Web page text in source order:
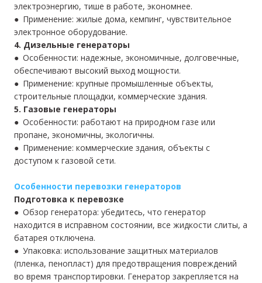
электроэнергию, тише в работе, экономнее.
● Применение: жилые дома, кемпинг, чувствительное
электронное оборудование.
4. Дизельные генераторы
● Особенности: надежные, экономичные, долговечные,
обеспечивают высокий выход мощности.
● Применение: крупные промышленные объекты,
строительные площадки, коммерческие здания.
5. Газовые генераторы
● Особенности: работают на природном газе или
пропане, экономичны, экологичны.
● Применение: коммерческие здания, объекты с
доступом к газовой сети.
Особенности перевозки генераторов
Подготовка к перевозке
● Обзор генератора: убедитесь, что генератор
находится в исправном состоянии, все жидкости слиты, а
батарея отключена.
● Упаковка: использование защитных материалов
(пленка, пенопласт) для предотвращения повреждений
во время транспортировки. Генератор закрепляется на